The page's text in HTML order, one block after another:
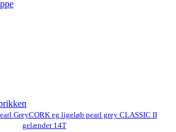
GreyCORK eg ligeløb pearl grey CLASSIC II
gelænder 14T